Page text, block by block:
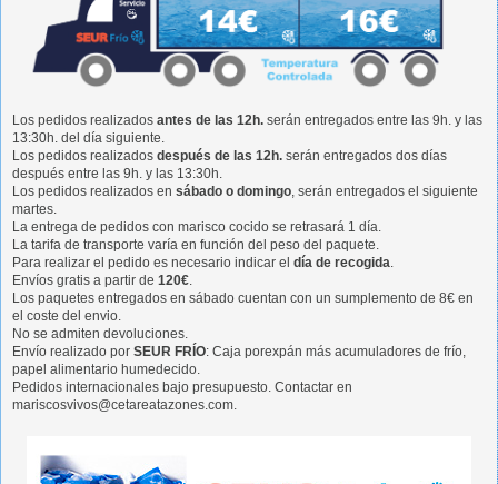
Los pedidos realizados antes de las 12h. serán entregados entre las 9h. y las
13:30h. del día siguiente.
Los pedidos realizados después de las 12h. serán entregados dos días
después entre las 9h. y las 13:30h.
Los pedidos realizados en sábado o domingo , serán entregados el siguiente
martes.
La entrega de pedidos con marisco cocido se retrasará 1 día.
La tarifa de transporte varía en función del peso del paquete.
Para realizar el pedido es necesario indicar el día de recogida
Envíos gratis a partir de 120€
Los paquetes entregados en sábado cuentan con un sumplemento de 8€ en
el coste del envio.
No se admiten devoluciones.
Envío realizado por SEUR FRÍO: Caja porexpán más acumuladores de frío,
papel alimentario humedecido.
Pedidos internacionales bajo presupuesto. Contactar en
mariscosvivos@cetareatazones.com.